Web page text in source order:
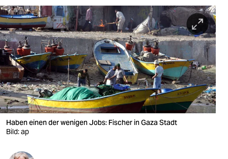
sport
berlin
nord
wahrheit
verlag
verlag
veranstaltungen
Haben einen der wenigen Jobs: Fischer in Gaza Stadt
Bild: ap